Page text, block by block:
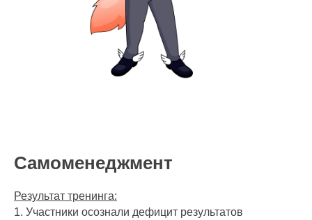
Самоменеджмент
Результат тренинга:
1. Участники осознали дефицит результатов